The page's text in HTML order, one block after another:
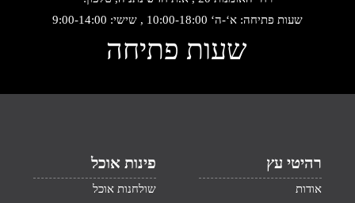
שעות פתיחה: א‘-ה‘ 10:00-18:00 , שישי: 9:00-14:00
שעות פתיחה
רהיטי עץ
אודות
פינות אוכל
שולחנות אוכל